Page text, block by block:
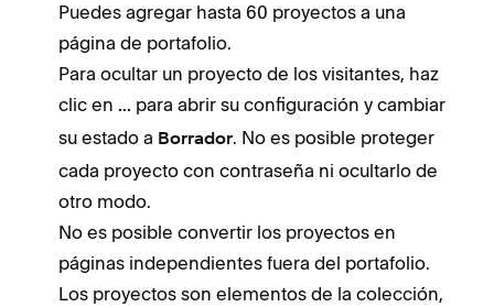
Puedes agregar hasta 60 proyectos a una
página de portafolio.
Para ocultar un proyecto de los visitantes, haz
clic en ... para abrir su configuración y cambiar
su estado a Borrador. No es posible proteger
cada proyecto con contraseña ni ocultarlo de
otro modo.
No es posible convertir los proyectos en
páginas independientes fuera del portafolio.
Los proyectos son elementos de la colección,